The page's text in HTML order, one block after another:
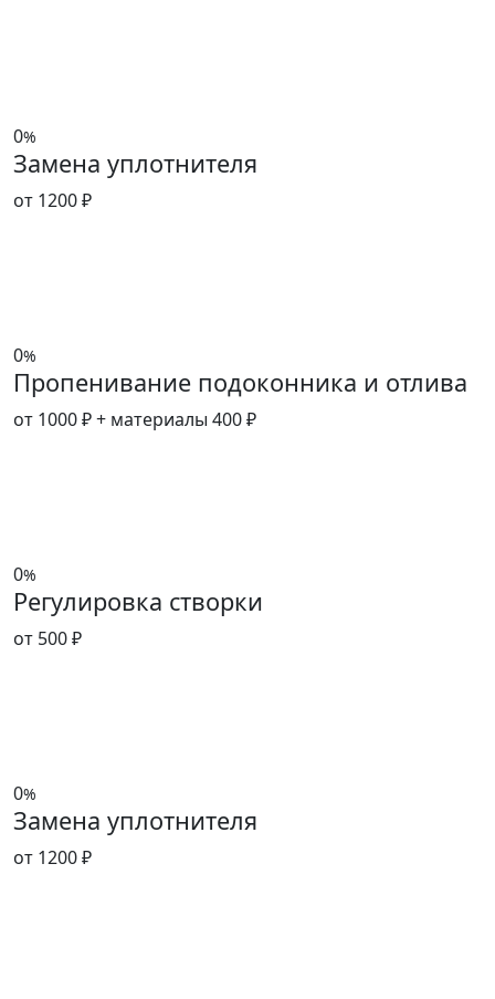
0%
Замена уплотнителя
от 1200 ₽
0%
Пропенивание подоконника и отлива
от 1000 ₽+ материалы 400 ₽
0%
Регулировка створки
от 500 ₽
0%
Замена уплотнителя
от 1200 ₽